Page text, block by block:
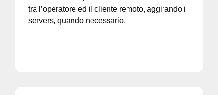
tra l’operatore ed il cliente remoto, aggirando i
servers, quando necessario.